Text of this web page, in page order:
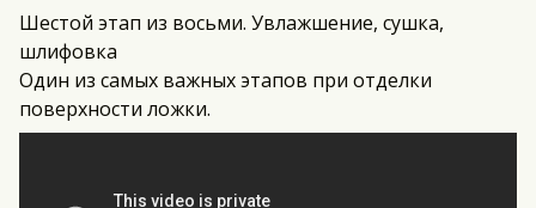
Шестой этап из восьми. Увлажшение, сушка,
шлифовка
Один из самых важных этапов при отделки
поверхности ложки.